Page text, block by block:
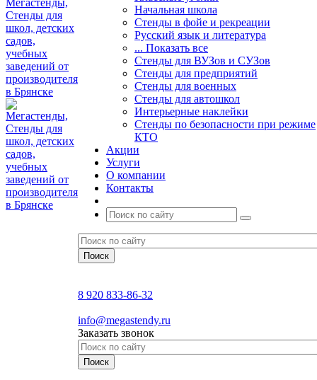
Начальная школа
Стенды в фойе и рекреации
Русский язык и литература
... Показать все
Стенды для ВУЗов и СУЗов
Стенды для предприятий
Стенды для военных
Стенды для автошкол
Интерьерные наклейки
Стенды по безопасности при режиме
КТО
Акции
Услуги
О компании
Контакты
8 920 833-86-32
info@megastendy.ru
Заказать звонок